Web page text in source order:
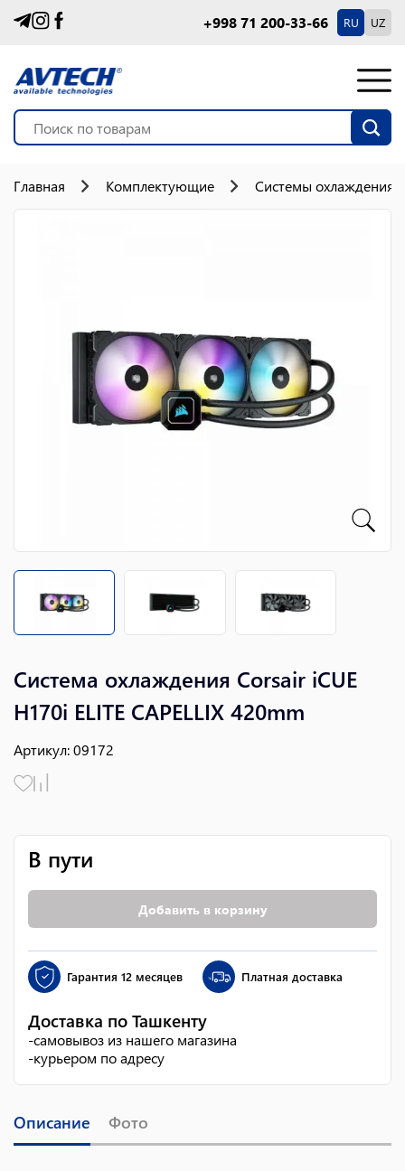
+998 71 200-33-66 RU UZ
Главная Комплектующие Системы охлаждения
Система охлаждения Corsair iCUE
H170i ELITE CAPELLIX 420mm
Артикул:09172
В пути
Добавить в корзину
Гарантия 12 месяцев Платная доставка
Доставка по Ташкенту
-самовывоз из нашего магазина
-курьером по адресу
Описание Фото